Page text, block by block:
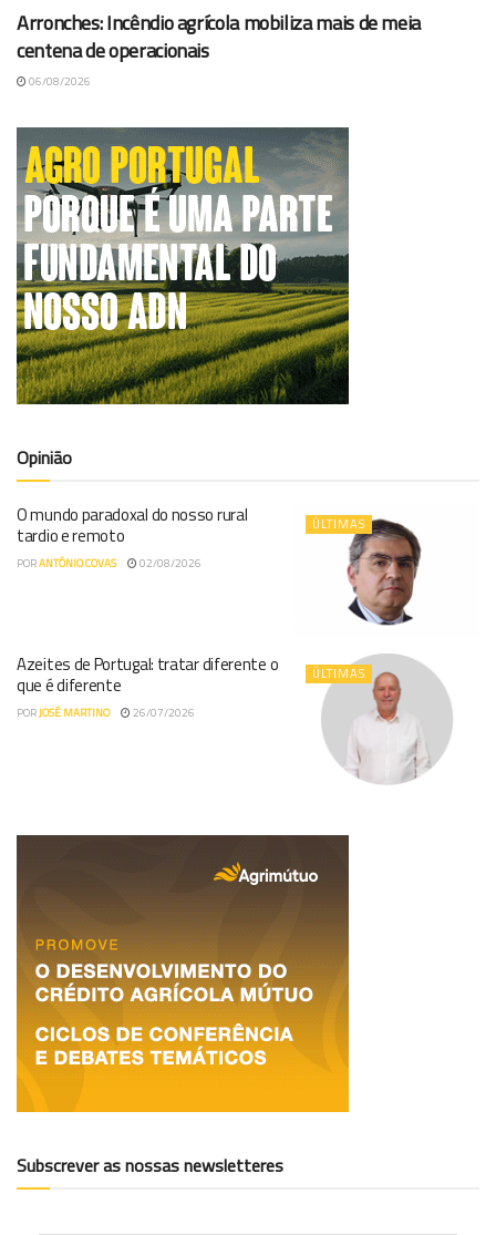
Arronches: Incêndio agrícola mobiliza mais de meia
centena de operacionais
06/08/2026
Opinião
ÚLTIMAS
O mundo paradoxal do nosso rural
tardio e remoto
PORANTÓNIO COVAS 02/08/2026
ÚLTIMAS
Azeites de Portugal: tratar diferente o
que é diferente
PORJOSÉ MARTINO 26/07/2026
Subscrever as nossas newsletteres